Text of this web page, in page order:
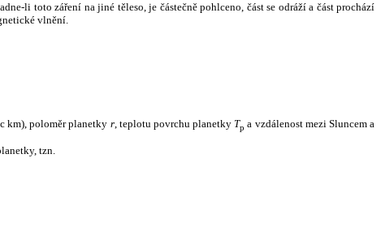
li toto záření na jiné těleso, je částečně pohlceno, část se odráží a část prochází
vlnění.
km), poloměr planetky r, teplotu povrchu planetky Tp a vzdálenost mezi Sluncem a
tzn.